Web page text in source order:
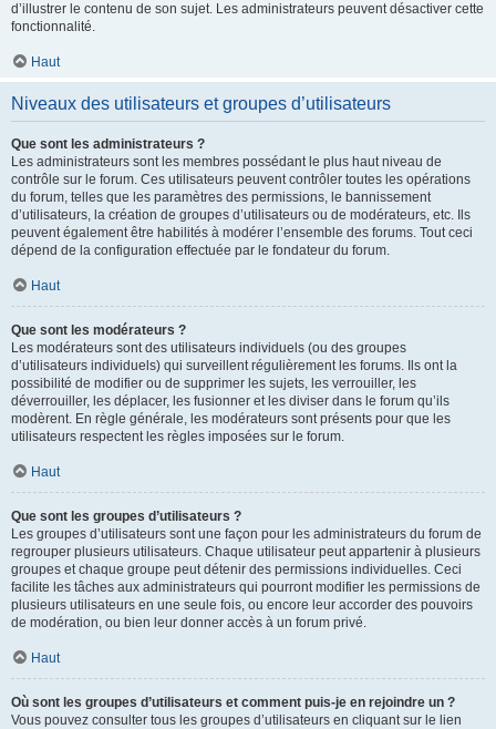
d’illustrer le contenu de son sujet. Les administrateurs peuvent désactiver cette
fonctionnalité.
Haut
Niveaux des utilisateurs et groupes d’utilisateurs
Que sont les administrateurs ?
Les administrateurs sont les membres possédant le plus haut niveau de
contrôle sur le forum. Ces utilisateurs peuvent contrôler toutes les opérations
du forum, telles que les paramètres des permissions, le bannissement
d’utilisateurs, la création de groupes d’utilisateurs ou de modérateurs, etc. Ils
peuvent également être habilités à modérer l’ensemble des forums. Tout ceci
dépend de la configuration effectuée par le fondateur du forum.
Haut
Que sont les modérateurs ?
Les modérateurs sont des utilisateurs individuels (ou des groupes
d’utilisateurs individuels) qui surveillent régulièrement les forums. Ils ont la
possibilité de modifier ou de supprimer les sujets, les verrouiller, les
déverrouiller, les déplacer, les fusionner et les diviser dans le forum qu’ils
modèrent. En règle générale, les modérateurs sont présents pour que les
utilisateurs respectent les règles imposées sur le forum.
Haut
Que sont les groupes d’utilisateurs ?
Les groupes d’utilisateurs sont une façon pour les administrateurs du forum de
regrouper plusieurs utilisateurs. Chaque utilisateur peut appartenir à plusieurs
groupes et chaque groupe peut détenir des permissions individuelles. Ceci
facilite les tâches aux administrateurs qui pourront modifier les permissions de
plusieurs utilisateurs en une seule fois, ou encore leur accorder des pouvoirs
de modération, ou bien leur donner accès à un forum privé.
Haut
Où sont les groupes d’utilisateurs et comment puis-je en rejoindre un ?
Vous pouvez consulter tous les groupes d’utilisateurs en cliquant sur le lien